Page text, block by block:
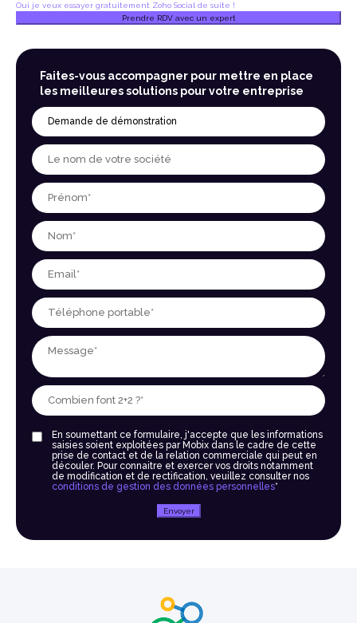
Oui je veux essayer gratuitement Zoho Social de suite !
Prendre RDV avec un expert
Faites-vous accompagner pour mettre en place
les meilleures solutions pour votre entreprise
En soumettant ce formulaire, j'accepte que les informations
saisies soient exploitées par Mobix dans le cadre de cette
prise de contact et de la relation commerciale qui peut en
découler. Pour connaitre et exercer vos droits notamment
de modification et de rectification, veuillez consulter nos
conditions de gestion des données personnelles*
Envoyer